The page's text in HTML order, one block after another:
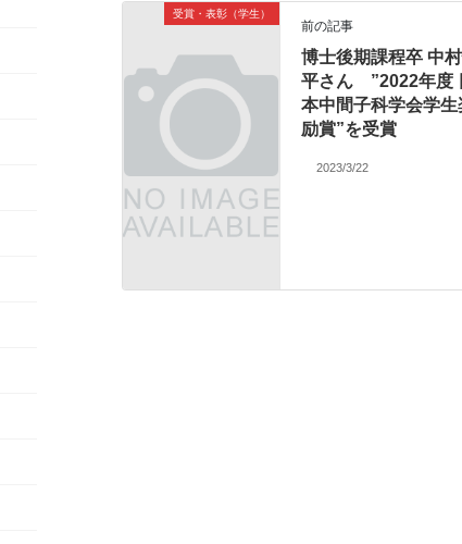
受賞・表彰（学生）
前の記事
博士後期課程卒 中
平さん ”2022年度
本中間子科学会学生
励賞”を受賞
2023/3/22